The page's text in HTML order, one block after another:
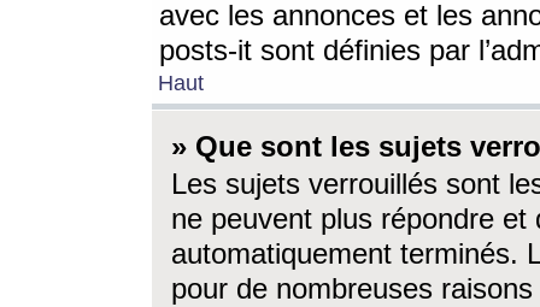
avec les annonces et les
posts-it sont définies par
Haut
» Que sont les sujets
Les sujets verrouillés sont
ne peuvent plus répondre
automatiquement terminés.
pour de nombreuses